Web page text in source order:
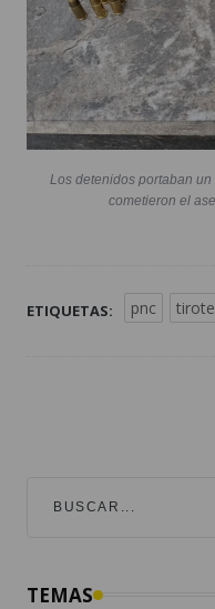
Los detenidos portaban
cometieron el
ETIQUETAS: pnc
TEMAS